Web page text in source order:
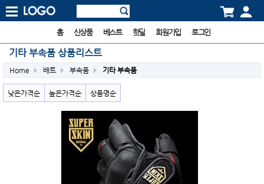
홈 신상품 베스트 핫딜 회원가입 로그인
기타 부속품 상품리스트
Home 배트 부속품 기타 부속품
낮은가격순 높은가격순 상품명순